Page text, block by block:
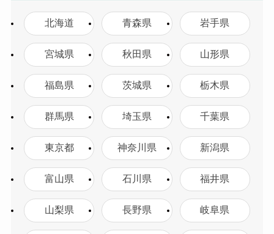
北海道 青森県 岩手県
宮城県 秋田県 山形県
福島県 茨城県 栃木県
群馬県 埼玉県 千葉県
東京都 神奈川県 新潟県
富山県 石川県 福井県
山梨県 長野県 岐阜県